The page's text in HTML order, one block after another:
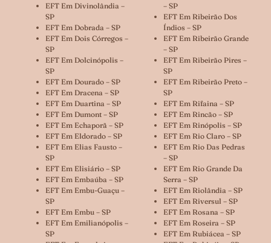
EFT Em Divinolândia –
SP
EFT Em Dobrada – SP
EFT Em Dois Córregos –
SP
EFT Em Dolcinópolis –
SP
EFT Em Dourado – SP
EFT Em Dracena – SP
EFT Em Duartina – SP
EFT Em Dumont – SP
EFT Em Echaporã – SP
EFT Em Eldorado – SP
EFT Em Elias Fausto –
SP
EFT Em Elisiário – SP
EFT Em Embaúba – SP
EFT Em Embu-Guaçu –
SP
EFT Em Embu – SP
EFT Em Emilianópolis –
SP
– SP
EFT Em Ribeirão Dos
Índios – SP
EFT Em Ribeirão Grande
– SP
EFT Em Ribeirão Pires –
SP
EFT Em Ribeirão Preto –
SP
EFT Em Rifaina – SP
EFT Em Rincão – SP
EFT Em Rinópolis – SP
EFT Em Rio Claro – SP
EFT Em Rio Das Pedras
– SP
EFT Em Rio Grande Da
Serra – SP
EFT Em Riolândia – SP
EFT Em Riversul – SP
EFT Em Rosana – SP
EFT Em Roseira – SP
EFT Em Rubiácea – SP